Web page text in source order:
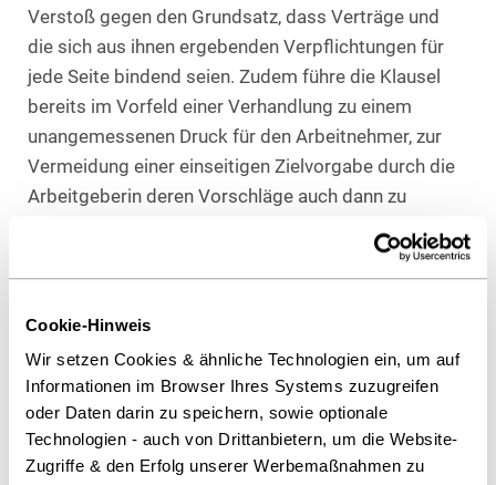
Cookie-Hinweis
Wir setzen Cookies & ähnliche Technologien ein, um auf
Informationen im Browser Ihres Systems zuzugreifen
oder Daten darin zu speichern, sowie optionale
Technologien - auch von Drittanbietern, um die Website-
Zugriffe & den Erfolg unserer Werbemaßnahmen zu
Verstoß gegen den Grundsatz, dass Verträge und
die sich aus ihnen ergebenden Verpflichtungen für
jede Seite bindend seien. Zudem führe die Klausel
bereits im Vorfeld einer Verhandlung zu einem
unangemessenen Druck für den Arbeitnehmer, zur
Vermeidung einer einseitigen Zielvorgabe durch die
Arbeitgeberin deren Vorschläge auch dann zu
Schadensersatzanspruchs ging das BAG davon aus,
dass der Kläger die vereinbarten Ziele erreicht hätte,
da keine entgegenstehenden Anhaltspunkte
ersichtlich gewesen seien.
Praxishinweis